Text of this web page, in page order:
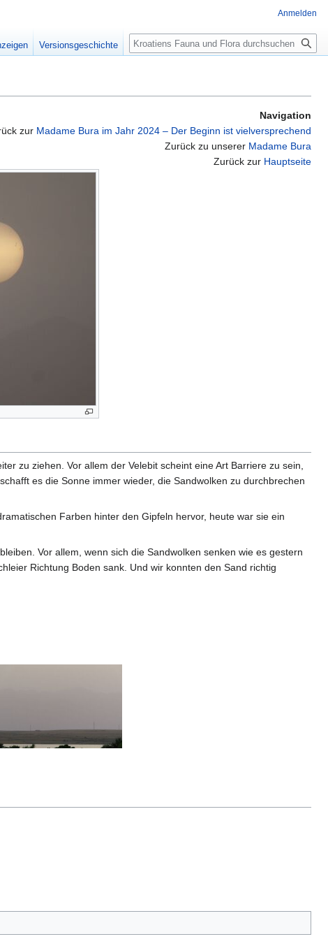
Navigation
zur Madame Bura im Jahr 2024 – Der Beginn ist vielversprechend
Zurück zu unserer Madame Bura
Zurück zur Hauptseite
zu ziehen. Vor allem der Velebit scheint eine Art Barriere zu sein,
es die Sonne immer wieder, die Sandwolken zu durchbrechen
Farben hinter den Gipfeln hervor, heute war sie ein
Vor allem, wenn sich die Sandwolken senken wie es gestern
Richtung Boden sank. Und wir konnten den Sand richtig
Anmelden
Versionsgeschichte Suche